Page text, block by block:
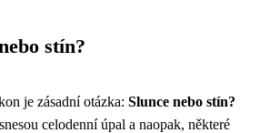
stín?
je zásadní otázka: Slunce nebo stín?
celodenní úpal a naopak, některé